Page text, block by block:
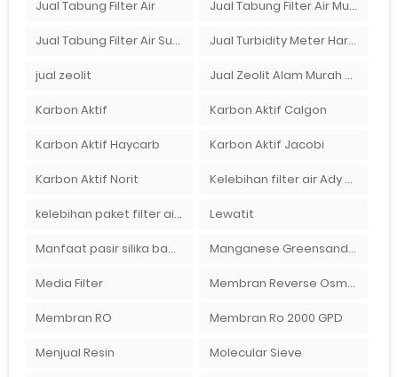
Jual Tabung Filter Air Jual Tabung Filter Air Murah
Jual Tabung Filter Air Surabaya Jual Turbidity Meter Harga Murah Di Sulawesi
jual zeolit Jual Zeolit Alam Murah Di Surabaya
Karbon Aktif Karbon Aktif Calgon
Karbon Aktif Haycarb Karbon Aktif Jacobi
Karbon Aktif Norit Kelebihan filter air Ady Water untuk menyaring air sumur bor di rumah"
kelebihan paket filter air Ady Water Lewatit
Manfaat pasir silika bagi kehidupan Manganese Greensand Plus
Media Filter Membran Reverse Osmosis
Membran RO Membran Ro 2000 GPD
Menjual Resin Molecular Sieve